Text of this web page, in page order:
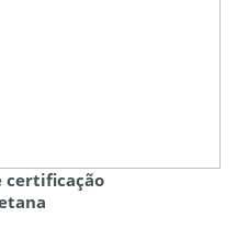
certificação